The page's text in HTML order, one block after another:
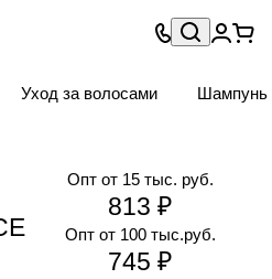
Уход за волосами Шампунь
Опт от 15 тыс. руб.
813 ₽
Опт от 100 тыс.руб.
745 ₽